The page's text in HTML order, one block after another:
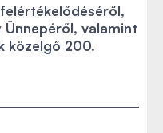
Ünnepéről, valamint
közelgő 200.